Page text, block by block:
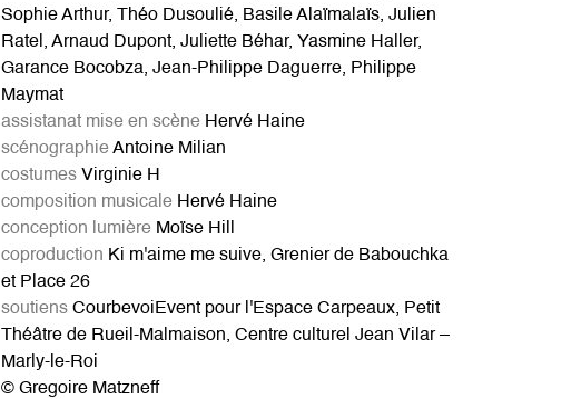
Sophie Arthur, Théo Dusoulié, Basile Alaïmalaïs, Julien
Ratel, Arnaud Dupont, Juliette Béhar, Yasmine Haller,
Garance Bocobza, Jean-Philippe Daguerre, Philippe
Maymat
assistanat mise en scèneHervé Haine
scénographieAntoine Milian
costumesVirginie H
composition musicaleHervé Haine
conception lumièreMoïse Hill
coproduction Ki m'aime me suive, Grenier de Babouchka
et Place 26
soutiensCourbevoiEvent pour l'Espace Carpeaux, Petit
Théâtre de Rueil-Malmaison, Centre culturel Jean Vilar –
Marly-le-Roi
© Gregoire Matzneff